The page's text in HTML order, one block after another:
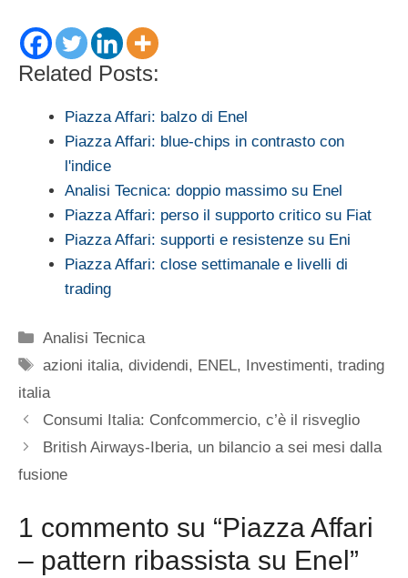
Related Posts:
Piazza Affari: balzo di Enel
Piazza Affari: blue-chips in contrasto con
l'indice
Analisi Tecnica: doppio massimo su Enel
Piazza Affari: perso il supporto critico su Fiat
Piazza Affari: supporti e resistenze su Eni
Piazza Affari: close settimanale e livelli di
trading
Categorie
Analisi Tecnica
Tag
azioni italia,dividendi, ENEL, Investimenti,trading
italia
Consumi Italia: Confcommercio, c’è il risveglio
British Airways-Iberia, un bilancio a sei mesi dalla
fusione
1 commento su “Piazza Affari
– pattern ribassista su Enel”